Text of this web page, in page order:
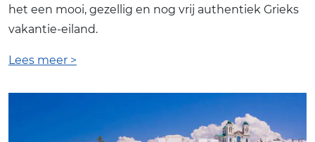
het een mooi, gezellig en nog vrij authentiek Grieks
vakantie-eiland.
Lees meer >